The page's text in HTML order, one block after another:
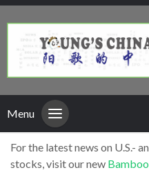
Menu
For the latest news on U.S.-
stocks, visit our new